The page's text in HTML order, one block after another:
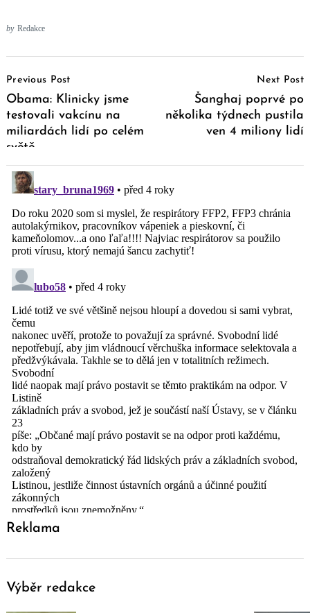
by Redakce
Navigation
Previous Post
Obama: Klinicky jsme
testovali vakcínu na
miliardách lidí po celém
světě
Next Post
Šanghaj poprvé po
několika týdnech pustila
ven 4 miliony lidí
Reklama
Výběr redakce